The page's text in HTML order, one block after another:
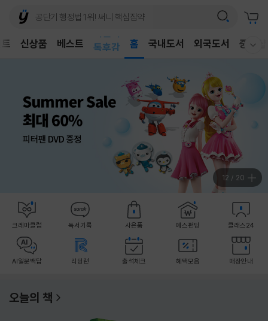
신상품 베스트
독후감
홈 국내도서 외국도서 중고샵
13 / 20
크레마클럽 독서기록 사은품 예스펀딩 클래스24
AI일문백답 리딩런 출석체크 혜택모음 매장안내
오늘의 책